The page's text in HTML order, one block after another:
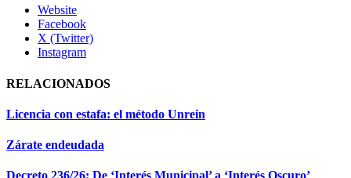
Website
Facebook
X (Twitter)
Instagram
RELACIONADOS
Licencia con estafa: el método Unrein
Zárate endeudada